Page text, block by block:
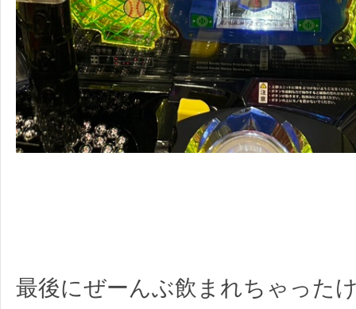
最後にぜーんぶ飲まれちゃった